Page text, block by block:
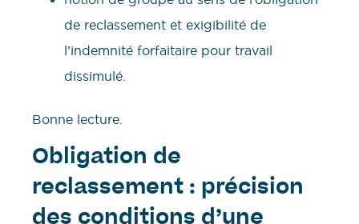
de reclassement et exigibilité de
l’indemnité forfaitaire pour travail
dissimulé.
Bonne lecture.
Obligation de
reclassement : précision
des conditions d’une